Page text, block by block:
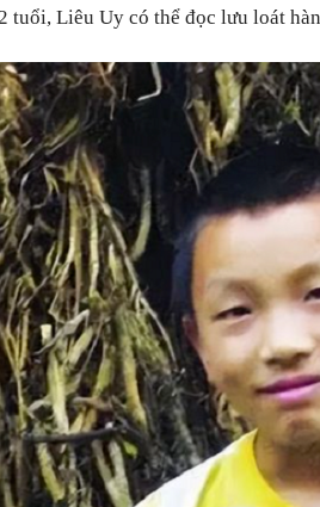
tuổi, Liêu Uy có thể đọc lưu loát